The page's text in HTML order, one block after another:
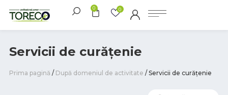
0 0
Servicii de curățenie
Prima pagină / După domeniul de activitate / Servicii de curățenie